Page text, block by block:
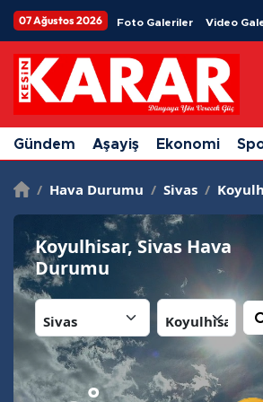
07 Ağustos 2026 Foto Galeriler Video
Gündem Aşayiş Ekonomi
/ Hava Durumu / Sivas /
Koyulhisar, Sivas Hava
Durumu